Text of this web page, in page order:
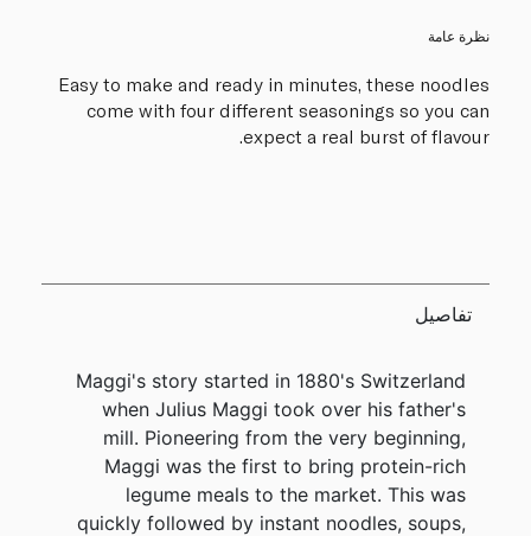
نظرة عامة
Easy to make and ready in minutes, these noodles
come with four different seasonings so you can
expect a real burst of flavour.
تفاصيل
Maggi's story started in 1880's Switzerland
when Julius Maggi took over his father's
mill. Pioneering from the very beginning,
Maggi was the first to bring protein-rich
legume meals to the market. This was
quickly followed by instant noodles, soups,